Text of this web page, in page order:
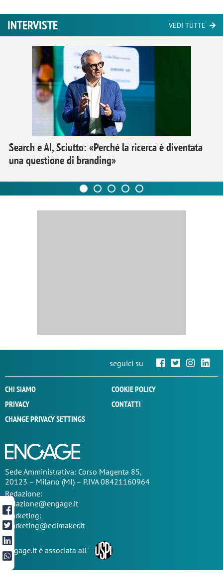
INTERVISTE VEDI TUTTE
Search e AI, Sciutto: «Perché la ricerca è diventata
una questione di branding»
seguici su
CHI SIAMO
COOKIE POLICY
PRIVACY
CONTATTI
CHANGE PRIVACY SETTINGS
SedeAmministrativa: Corso Magenta 85,
20123 – Milano (MI) – P.IVA 08421160964
Redazione:
redazione@engage.it
Marketing:
marketing@edimaker.it
Engage.it è associata all'